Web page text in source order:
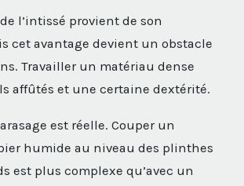
l’intissé provient de son
cet avantage devient un obstacle
Travailler un matériau dense
affûtés et une certaine dextérité.
est réelle. Couper un
humide au niveau des plinthes
est plus complexe qu’avec un